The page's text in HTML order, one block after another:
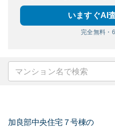
いますぐAI
完全無料・
加良部中央住宅７号棟の